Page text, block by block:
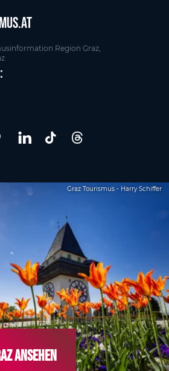
Region Graz,
Graz Tourismus - Harry Schiffer
ansehen